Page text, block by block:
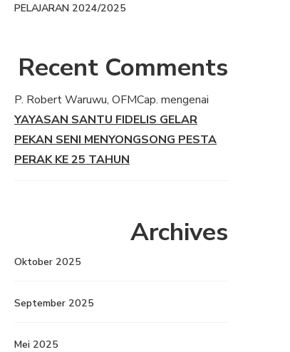
PELAJARAN 2024/2025
Recent Comments
P. Robert Waruwu, OFMCap. mengenai
YAYASAN SANTU FIDELIS GELAR
PEKAN SENI MENYONGSONG PESTA
PERAK KE 25 TAHUN
Archives
Oktober 2025
September 2025
Mei 2025